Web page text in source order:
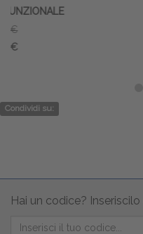
Condividi su:
Hai un codice? Inseriscilo